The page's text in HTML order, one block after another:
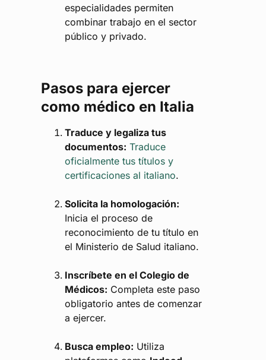
especialidades permiten
combinar trabajo en el sector
público y privado.
Pasos para ejercer
como médico en Italia
Traduce y legaliza tus
documentos: Traduce
oficialmente tus títulos y
certificaciones al italiano.
Solicita la homologación:
Inicia el proceso de
reconocimiento de tu título en
el Ministerio de Salud italiano.
Inscríbete en el Colegio de
Médicos: Completa este paso
obligatorio antes de comenzar
a ejercer.
Busca empleo: Utiliza